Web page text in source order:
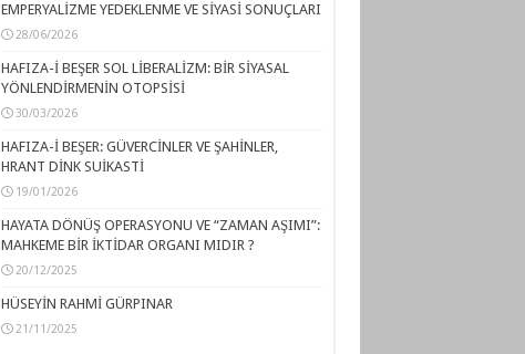
EMPERYALİZME YEDEKLENME VE SİYASİ SONUÇLARI
28/06/2026
HAFIZA-İ BEŞER SOL LİBERALİZM: BİR SİYASAL
YÖNLENDİRMENİN OTOPSİSİ
30/03/2026
HAFIZA-İ BEŞER: GÜVERCİNLER VE ŞAHİNLER,
HRANT DİNK SUİKASTİ
19/01/2026
HAYATA DÖNÜŞ OPERASYONU VE “ZAMAN AŞIMI”:
MAHKEME BİR İKTİDAR ORGANI MIDIR ?
20/12/2025
HÜSEYİN RAHMİ GÜRPINAR
21/11/2025